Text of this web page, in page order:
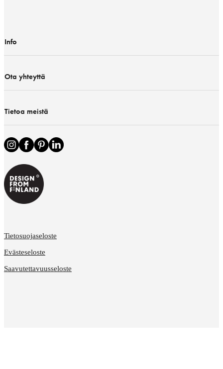
Info
Ota yhteyttä
Tietoa meistä
Tietosuojaseloste
Evästeseloste
Saavutettavuusseloste